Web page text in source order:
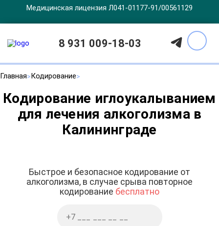
Медицинская лицензия Л041-01177-91/00561129
8 931 009-18-03
Главная Кодирование
Кодирование иглоукалыванием
для лечения алкоголизма в
Калининграде
Быстрое и безопасное кодирование от
алкоголизма, в случае срыва повторное
кодирование бесплатно